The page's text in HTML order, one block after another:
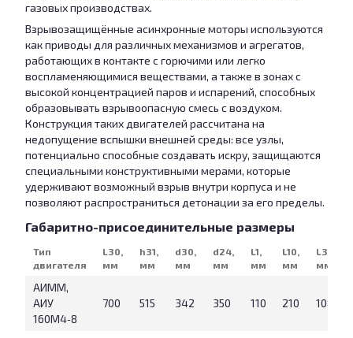
газовых производствах.
Взрывозащищённые асинхронные моторы используются
как приводы для различных механизмов и агрегатов,
работающих в контакте с горючими или легко
воспламеняющимися веществами, а также в зонах с
высокой концентрацией паров и испарений, способных
образовывать взрывоопасную смесь с воздухом.
Конструкция таких двигателей рассчитана на
недопущение вспышки внешней среды: все узлы,
потенциально способные создавать искру, защищаются
специальными конструктивными мерами, которые
удерживают возможный взрыв внутри корпуса и не
позволяют распространиться детонации за его пределы.
Габаритно-присоединительные размеры
Тип
двигателя
L30,
мм
h31,
мм
d30,
мм
d24,
мм
L1,
мм
L10,
мм
L31,
мм
АИММ,
АИУ
160М4‑8
700 515 342 350 110 210 108